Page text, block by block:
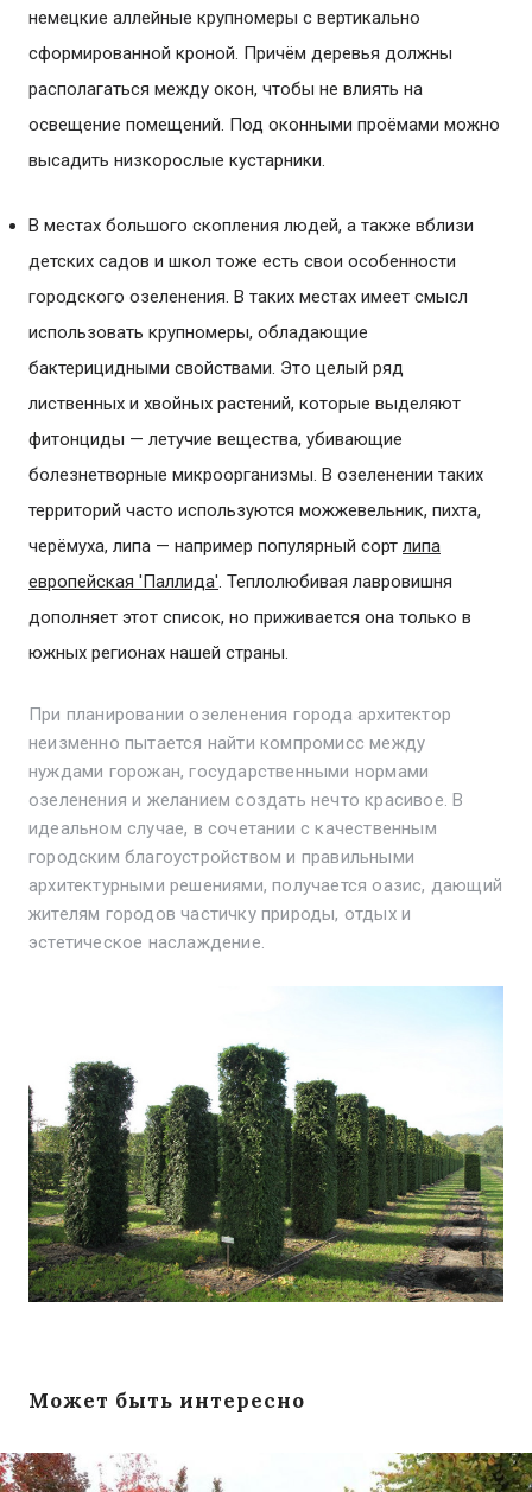
немецкие аллейные крупномеры с вертикально
сформированной кроной. Причём деревья должны
располагаться между окон, чтобы не влиять на
освещение помещений. Под оконными проёмами можно
высадить низкорослые кустарники.
В местах большого скопления людей, а также вблизи
детских садов и школ тоже есть свои особенности
городского озеленения. В таких местах имеет смысл
использовать крупномеры, обладающие
бактерицидными свойствами. Это целый ряд
лиственных и хвойных растений, которые выделяют
фитонциды — летучие вещества, убивающие
болезнетворные микроорганизмы. В озеленении таких
территорий часто используются можжевельник, пихта,
черёмуха, липа — например популярный сорт липа
европейская 'Паллида'. Теплолюбивая лавровишня
дополняет этот список, но приживается она только в
южных регионах нашей страны.
При планировании озеленения города архитектор
неизменно пытается найти компромисс между
нуждами горожан, государственными нормами
озеленения и желанием создать нечто красивое. В
идеальном случае, в сочетании с качественным
городским благоустройством и правильными
архитектурными решениями, получается оазис, дающий
жителям городов частичку природы, отдых и
эстетическое наслаждение.
Может быть интересно